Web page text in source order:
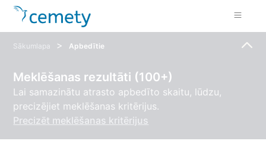
Sākumlapa > Apbedītie
Meklēšanas rezultāti (100+)
Lai samazinātu atrasto apbedīto skaitu, lūdzu,
precizējiet meklēšanas kritērijus.
Precizēt meklēšanas kritērijus